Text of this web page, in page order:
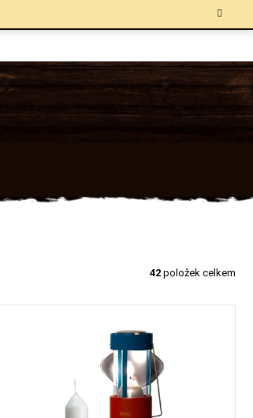
42 položek celkem